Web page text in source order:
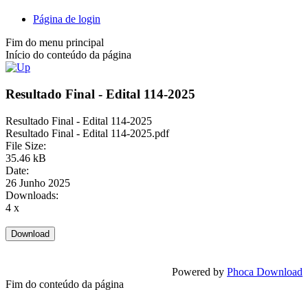
Página de login
Fim do menu principal
Início do conteúdo da página
Resultado Final - Edital 114-2025
Resultado Final - Edital 114-2025
Resultado Final - Edital 114-2025.pdf
File Size:
35.46 kB
Date:
26 Junho 2025
Downloads:
4 x
Powered by Phoca Download
Fim do conteúdo da página